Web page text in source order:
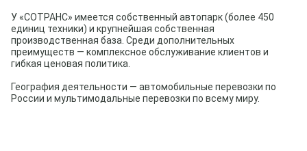
У «СОТРАНС» имеется собственный автопарк (более 450
единиц техники) и крупнейшая собственная
производственная база. Среди дополнительных
преимуществ — комплексное обслуживание клиентов и
гибкая ценовая политика.
География деятельности — автомобильные перевозки по
России и мультимодальные перевозки по всему миру.